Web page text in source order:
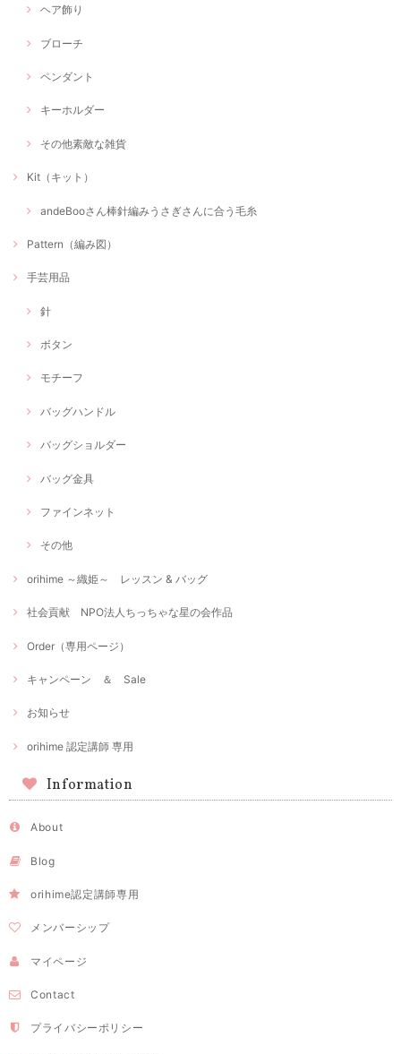
ヘア飾り
ブローチ
ペンダント
キーホルダー
その他素敵な雑貨
Kit（キット）
andeBooさん棒針編みうさぎさんに合う毛糸
Pattern（編み図）
手芸用品
針
ボタン
モチーフ
バッグハンドル
バッグショルダー
バッグ金具
ファインネット
その他
orihime ～織姫～ レッスン & バッグ
社会貢献 NPO法人ちっちゃな星の会作品
Order（専用ページ）
キャンペーン ＆ Sale
お知らせ
orihime 認定講師 専用
Information
About
Blog
orihime認定講師専用
メンバーシップ
マイページ
Contact
プライバシーポリシー